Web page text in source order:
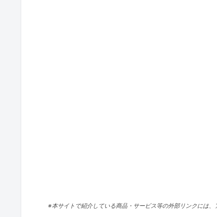
※本サイトで紹介している商品・サービス等の外部リンクには、